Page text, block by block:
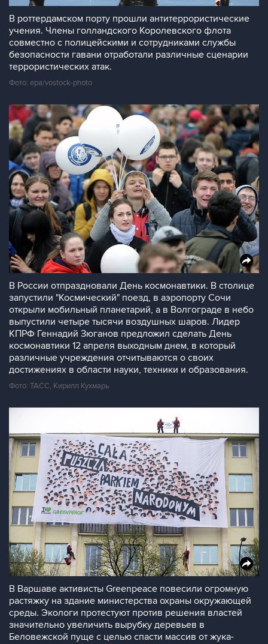
В роттердамском порту прошли антитеррористические
учения. Члены голландского Королевского флота
совместно с полицейскими и сотрудниками службы
безопасности гавани отработали различные сценарии
террористических атак.
Фото: epa/vostock-photo
В России отпраздновали День космонавтики. В столице
запустили "Космический" поезд, в аэропорту Сочи
открыли мобильный планетарий, а в Волгограде в небо
выпустили четыре тысячи воздушных шаров. Лидер
КПРФ Геннадий Зюганов предложил сделать День
космонавтики 12 апреля выходным днем, в который
различные учреждения отчитываются о своих
достижениях в области науки, техники и образования.
Фото: ТАСС, Кирилл Кухмарь
В Варшаве активисты Greenpeace повесили огромную
растяжку на здание министерства охраны окружающей
среды. Экологи протестуют против решения властей
значительно увеличить вырубку деревьев в
Беловежской пуще с целью спасти массив от жука-